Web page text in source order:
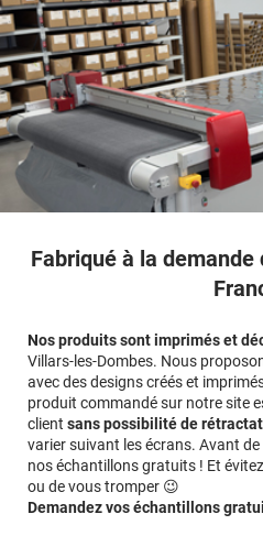
Fabriqué à la
Nos produits sont imprimés et
Villars-les-Dombes. Nous
avec des designs créés et
produit commandé sur notre site
client sans possibilité de
varier suivant les écrans. Avant
nos échantillons gratuits ! Et
ou de vous tromper 😉
Demandez vos échantillons